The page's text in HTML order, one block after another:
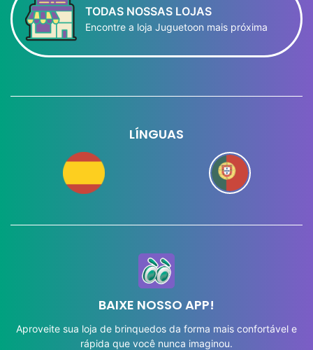
TODAS NOSSAS LOJAS
Encontre a loja Juguetoon mais próxima
LÍNGUAS
BAIXE NOSSO APP!
Aproveite sua loja de brinquedos da forma mais confortável e
rápida que você nunca imaginou.